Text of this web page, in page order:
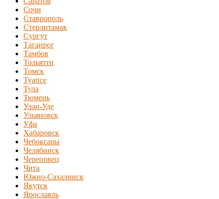
Сочи
Ставрополь
Стерлитамак
Сургут
Таганрог
Тамбов
Тольятти
Томск
Туапсе
Тула
Тюмень
Улан-Уде
Ульяновск
Уфа
Хабаровск
Чебоксары
Челябинск
Череповец
Чита
Южно-Сахалинск
Якутск
Ярославль